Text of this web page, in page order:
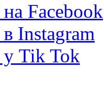
Facebook
Instagram
Tik Tok